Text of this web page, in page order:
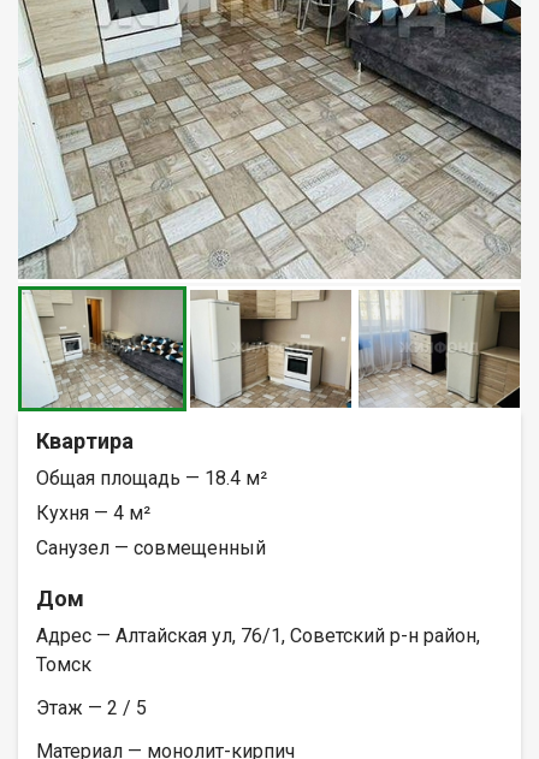
Квартира
Общая площадь — 18.4 м²
Кухня — 4 м²
Санузел — совмещенный
Дом
Адрес — Алтайская ул, 76/1, Советский р-н район,
Томск
Этаж — 2 / 5
Материал — монолит-кирпич